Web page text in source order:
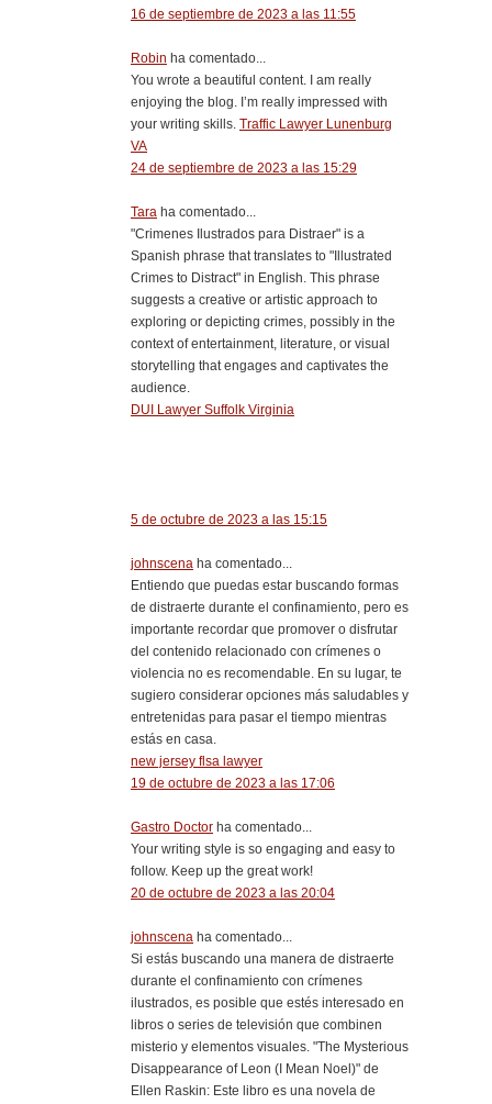
16 de septiembre de 2023 a las 11:55
Robin ha comentado...
You wrote a beautiful content. I am really
enjoying the blog. I’m really impressed with
your writing skills. Traffic Lawyer Lunenburg
VA
24 de septiembre de 2023 a las 15:29
Tara ha comentado...
"Crimenes Ilustrados para Distraer" is a
Spanish phrase that translates to "Illustrated
Crimes to Distract" in English. This phrase
suggests a creative or artistic approach to
exploring or depicting crimes, possibly in the
context of entertainment, literature, or visual
storytelling that engages and captivates the
audience.
DUI Lawyer Suffolk Virginia
5 de octubre de 2023 a las 15:15
johnscena ha comentado...
Entiendo que puedas estar buscando formas
de distraerte durante el confinamiento, pero es
importante recordar que promover o disfrutar
del contenido relacionado con crímenes o
violencia no es recomendable. En su lugar, te
sugiero considerar opciones más saludables y
entretenidas para pasar el tiempo mientras
estás en casa.
new jersey flsa lawyer
19 de octubre de 2023 a las 17:06
Gastro Doctor ha comentado...
Your writing style is so engaging and easy to
follow. Keep up the great work!
20 de octubre de 2023 a las 20:04
johnscena ha comentado...
Si estás buscando una manera de distraerte
durante el confinamiento con crímenes
ilustrados, es posible que estés interesado en
libros o series de televisión que combinen
misterio y elementos visuales. "The Mysterious
Disappearance of Leon (I Mean Noel)" de
Ellen Raskin: Este libro es una novela de